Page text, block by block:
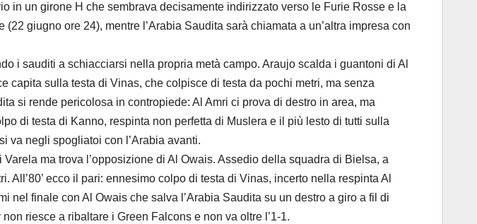
in un girone H che sembrava decisamente indirizzato verso le Furie Rosse e la
giugno ore 24), mentre l’Arabia Saudita sarà chiamata a un’altra impresa con
i sauditi a schiacciarsi nella propria metà campo. Araujo scalda i guantoni di Al
capita sulla testa di Vinas, che colpisce di testa da pochi metri, ma senza
si rende pericolosa in contropiede: Al Amri ci prova di destro in area, ma
di testa di Kanno, respinta non perfetta di Muslera e il più lesto di tutti sulla
va negli spogliatoi con l’Arabia avanti.
ma trova l’opposizione di Al Owais. Assedio della squadra di Bielsa, a
All’80’ ecco il pari: ennesimo colpo di testa di Vinas, incerto nella respinta Al
nel finale con Al Owais che salva l’Arabia Saudita su un destro a giro a fil di
riesce a ribaltare i Green Falcons e non va oltre l’1-1.